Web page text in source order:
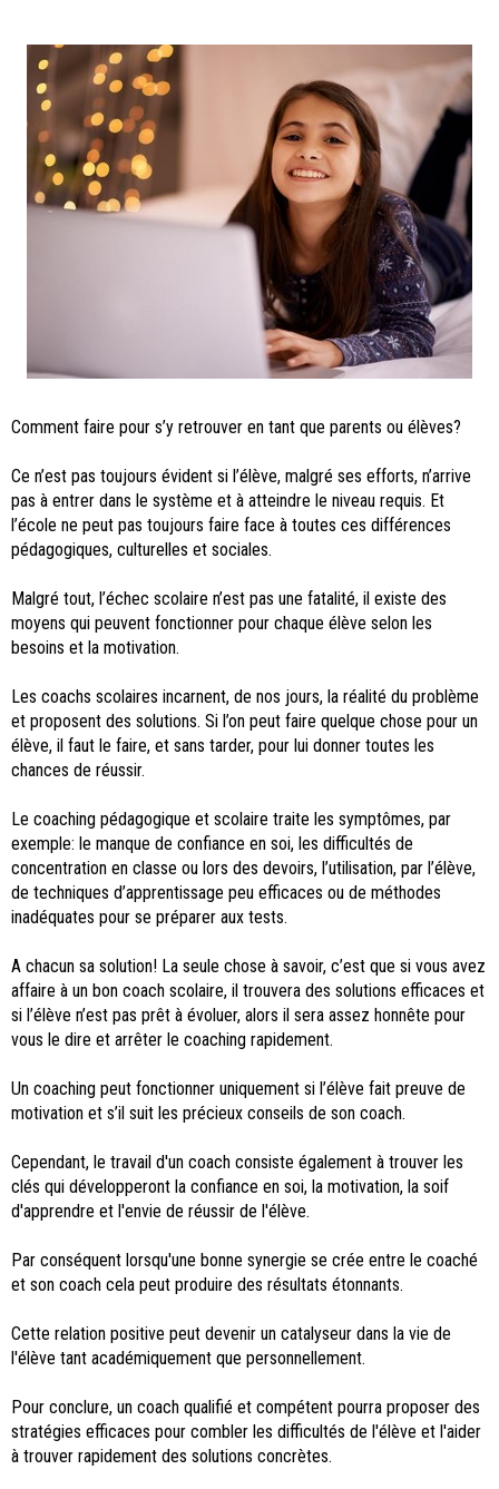
Comment faire pour s’y retrouver en tant que parents ou élèves?
Ce n’est pas toujours évident si l’élève, malgré ses efforts, n’arrive
pas à entrer dans le système et à atteindre le niveau requis. Et
l’école ne peut pas toujours faire face à toutes ces différences
pédagogiques, culturelles et sociales.
Malgré tout, l’échec scolaire n’est pas une fatalité, il existe des
moyens qui peuvent fonctionner pour chaque élève selon les
besoins et la motivation.
Les coachs scolaires incarnent, de nos jours, la réalité du problème
et proposent des solutions. Si l’on peut faire quelque chose pour un
élève, il faut le faire, et sans tarder, pour lui donner toutes les
chances de réussir.
Le coaching pédagogique et scolaire traite les symptômes, par
exemple: le manque de confiance en soi, les difficultés de
concentration en classe ou lors des devoirs, l’utilisation, par l’élève,
de techniques d’apprentissage peu efficaces ou de méthodes
inadéquates pour se préparer aux tests.
A chacun sa solution! La seule chose à savoir, c’est que si vous avez
affaire à un bon coach scolaire, il trouvera des solutions efficaces et
si l’élève n’est pas prêt à évoluer, alors il sera assez honnête pour
vous le dire et arrêter le coaching rapidement.
Un coaching peut fonctionner uniquement si l’élève fait preuve de
motivation et s’il suit les précieux conseils de son coach.
Cependant, le travail d'un coach consiste également à trouver les
clés qui développeront la confiance en soi, la motivation, la soif
d'apprendre et l'envie de réussir de l'élève.
Par conséquent lorsqu'une bonne synergie se crée entre le coaché
et son coach cela peut produire des résultats étonnants.
Cette relation positive peut devenir un catalyseur dans la vie de
l'élève tant académiquement que personnellement.
Pour conclure, un coach qualifié et compétent pourra proposer des
stratégies efficaces pour combler les difficultés de l'élève et l'aider
à trouver rapidement des solutions concrètes.